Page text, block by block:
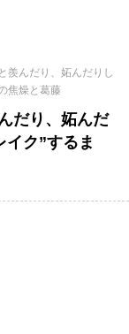
羨んだり、妬んだりし
焦燥と葛藤
だり、妬んだ
イク”するま